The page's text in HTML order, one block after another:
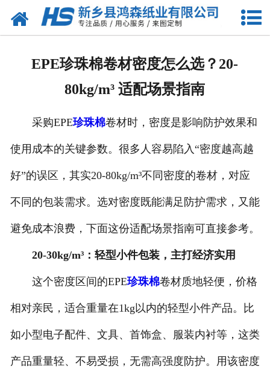
网站首页
新闻动态
资质荣誉
公司风采
联系我们
EPE珍珠棉卷材密度怎么选？20-
80kg/m³ 适配场景指南
采购EPE珍珠棉卷材时，密度是影响防护效果和
使用成本的关键参数。很多人容易陷入“密度越高越
好”的误区，其实20-80kg/m³不同密度的卷材，对应
不同的包装需求。选对密度既能满足防护需求，又能
避免成本浪费，下面这份适配场景指南可直接参考。
20-30kg/m³：轻型小件包装，主打经济实用
这个密度区间的EPE珍珠棉卷材质地轻便，价格
相对亲民，适合重量在1kg以内的轻型小件产品。比
如小型电子配件、文具、首饰盒、服装内衬等，这类
产品重量轻、不易受损，无需高强度防护。用该密度